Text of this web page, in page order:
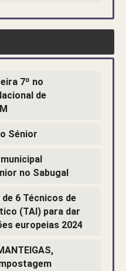
7º no
de
Sénior
no Sabugal
6 Técnicos de
(TAI) para dar
europeias 2024